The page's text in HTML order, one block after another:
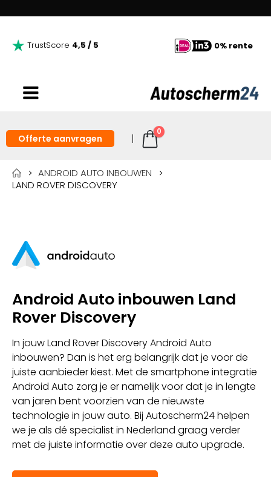
TrustScore 4,5 / 5 0% rente
Offerte aanvragen
0
ANDROID AUTO INBOUWEN
LAND ROVER DISCOVERY
Android Auto inbouwen Land
Rover Discovery
In jouw Land Rover Discovery Android Auto
inbouwen? Dan is het erg belangrijk dat je voor de
juiste aanbieder kiest. Met de smartphone integratie
Android Auto zorg je er namelijk voor dat je in lengte
van jaren bent voorzien van de nieuwste
technologie in jouw auto. Bij Autoscherm24 helpen
we je als dé specialist in Nederland graag verder
met de juiste informatie over deze auto upgrade.